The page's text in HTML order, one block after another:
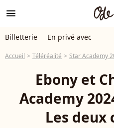
menu
Billetterie En privé avec
Accueil Téléréalité Star Academy
Ebony et
Academy
Les deux